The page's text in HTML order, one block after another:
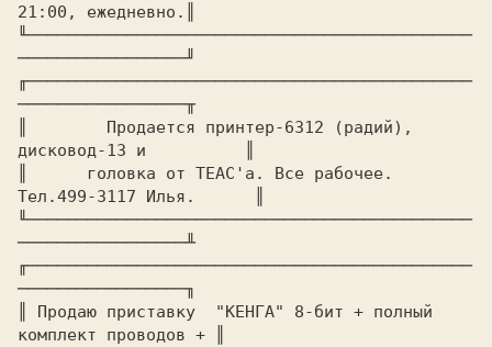
21:00, ежедневно.║
╙─────────────────────────────────────────────
─────────────────╜
╓─────────────────────────────────────────────
─────────────────╥
дисковод-13 и	       ║
║      головка от ТЕАС'а. Все рабочее.
Тел.499-3117 Илья.      ║
╙─────────────────────────────────────────────
─────────────────╨
╓─────────────────────────────────────────────
─────────────────╖
║ Продаю приставку  "КЕНГА" 8-бит + полный
комплект проводов + ║